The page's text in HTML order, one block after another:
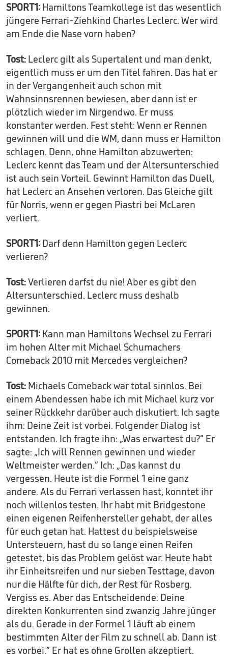
SPORT1: Hamiltons Teamkollege ist das wesentlich
jüngere Ferrari-Ziehkind Charles Leclerc. Wer wird
am Ende die Nase vorn haben?
Tost: Leclerc gilt als Supertalent und man denkt,
eigentlich muss er um den Titel fahren. Das hat er
in der Vergangenheit auch schon mit
Wahnsinnsrennen bewiesen, aber dann ist er
plötzlich wieder im Nirgendwo. Er muss
konstanter werden. Fest steht: Wenn er Rennen
gewinnen will und die WM, dann muss er Hamilton
schlagen. Denn, ohne Hamilton abzuwerten:
Leclerc kennt das Team und der Altersunterschied
ist auch sein Vorteil. Gewinnt Hamilton das Duell,
hat Leclerc an Ansehen verloren. Das Gleiche gilt
für Norris, wenn er gegen Piastri bei McLaren
verliert.
SPORT1: Darf denn Hamilton gegen Leclerc
verlieren?
Tost:Verlieren darfst du nie! Aber es gibt den
Altersunterschied. Leclerc muss deshalb
gewinnen.
SPORT1: Kann man Hamiltons Wechsel zu Ferrari
im hohen Alter mit Michael Schumachers
Comeback 2010 mit Mercedes vergleichen?
Tost: Michaels Comeback war total sinnlos. Bei
einem Abendessen habe ich mit Michael kurz vor
seiner Rückkehr darüber auch diskutiert. Ich sagte
ihm: Deine Zeit ist vorbei. Folgender Dialog ist
entstanden. Ich fragte ihn: „Was erwartest du?“ Er
sagte: „Ich will Rennen gewinnen und wieder
Weltmeister werden.“ Ich: „Das kannst du
vergessen. Heute ist die Formel 1 eine ganz
andere. Als du Ferrari verlassen hast, konntet ihr
noch willenlos testen. Ihr habt mit Bridgestone
einen eigenen Reifenhersteller gehabt, der alles
für euch getan hat. Hattest du beispielsweise
Untersteuern, hast du so lange einen Reifen
getestet, bis das Problem gelöst war. Heute habt
ihr Einheitsreifen und nur sieben Testtage, davon
nur die Hälfte für dich, der Rest für Rosberg.
Vergiss es. Aber das Entscheidende: Deine
direkten Konkurrenten sind zwanzig Jahre jünger
als du. Gerade in der Formel 1 läuft ab einem
bestimmten Alter der Film zu schnell ab. Dann ist
es vorbei.“ Er hat es ohne Grollen akzeptiert.